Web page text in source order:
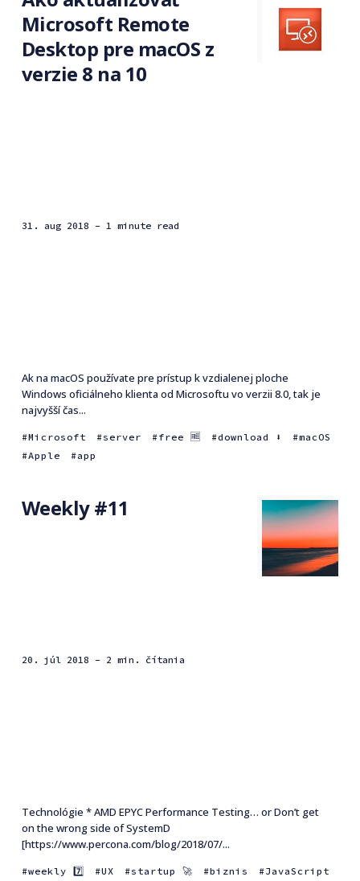
Microsoft Remote
Desktop pre macOS z
verzie 8 na 10
31. aug 2018 - 1 minute read
Ak na macOS používate pre prístup k vzdialenej ploche
Windows oficiálneho klienta od Microsoftu vo verzii 8.0, tak je
najvyšší čas...
Microsoft server free 🆓 download ⬇️
macOS
Apple
app
Weekly #11
20. júl 2018 - 2 min. čítania
Technológie * AMD EPYC Performance Testing… or Don’t get
on the wrong side of SystemD
[https://www.percona.com/blog/2018/07/...
weekly 7️⃣ UX startup 🚀 biznis
JavaScript